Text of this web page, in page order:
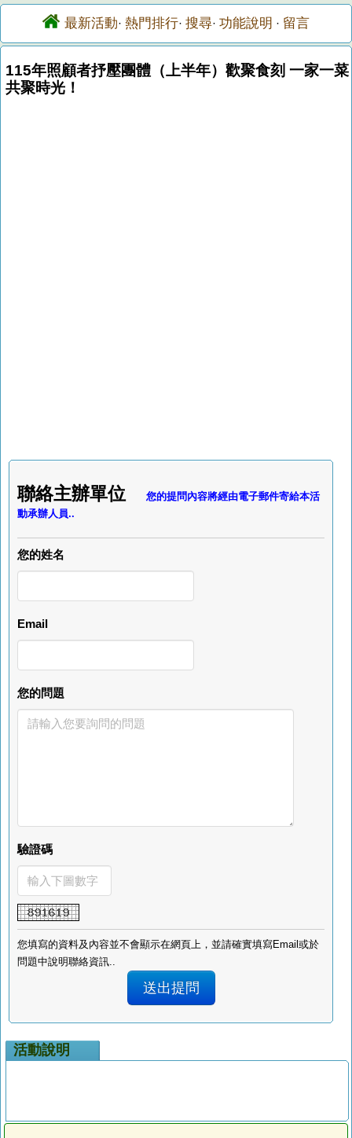
最新活動· 熱門排行· 搜尋· 功能說明 · 留言
115年照顧者抒壓團體（上半年）歡聚食刻 一家一菜
共聚時光！
聯絡主辦單位您的提問內容將經由電子郵件寄給本活
動承辦人員..
您的姓名
Email
您的問題
驗證碼
您填寫的資料及內容並不會顯示在網頁上，並請確實填寫Email或於
問題中說明聯絡資訊..
活動說明